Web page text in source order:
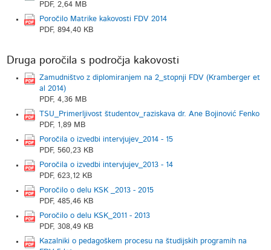
PDF, 2,64 MB
Poročilo Matrike kakovosti FDV 2014
PDF, 894,40 KB
Druga poročila s področja kakovosti
Zamudništvo z diplomiranjem na 2_stopnji FDV (Kramberger et
al 2014)
PDF, 4,36 MB
TSU_Primerljivost študentov_raziskava dr. Ane Bojinović Fenko
PDF, 1,89 MB
Poročila o izvedbi intervjujev_2014 - 15
PDF, 560,23 KB
Poročila o izvedbi intervjujev_2013 - 14
PDF, 623,12 KB
Poročilo o delu KSK _2013 - 2015
PDF, 485,46 KB
Poročilo o delu KSK_2011 - 2013
PDF, 308,49 KB
Kazalniki o pedagoškem procesu na študijskih programih na